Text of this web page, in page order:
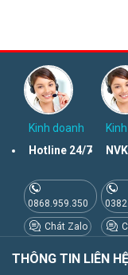
Kinh doanh
Hotline 24/7
0868.959.350
Chát Zalo
THÔNG TIN LIÊN HỆ